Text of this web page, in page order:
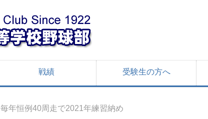
戦績 受験生の方へ
毎年恒例40周走で2021年練習納め